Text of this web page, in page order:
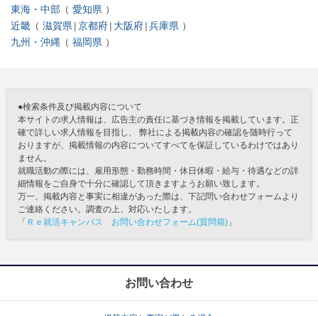
東海・中部
愛知県
近畿
滋賀県 京都府 大阪府 兵庫県
九州・沖縄
福岡県
●検索条件及び掲載内容について
本サイトの求人情報は、広告主の責任に基づき情報を掲載しています。正
確で詳しい求人情報を目指し、 弊社による掲載内容の確認を随時行って
おりますが、掲載情報の内容についてすべてを保証しているわけではあり
ません。
就職活動の際には、雇用形態・勤務時間・休日休暇・給与・待遇などの詳
細情報をご自身で十分に確認して頂きますようお願い致します。
万一、掲載内容と事実に相違があった際は、下記問い合わせフォームより
ご連絡ください。調査の上、対応いたします。
「 Ｒｅ就活キャンパス お問い合わせフォーム(質問箱) 」
お問い合わせ